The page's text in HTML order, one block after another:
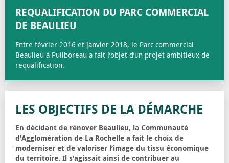
REQUALIFICATION DU PARC COMMERCIAL
DE BEAULIEU
Entre février 2016 et janvier 2018, le Parc commercial
Beaulieu à Puilboreau a fait l’objet d’un projet ambitieux de
requalification.
LES OBJECTIFS DE LA DÉMARCHE
En décidant de rénover Beaulieu, la Communauté
d’Agglomération de La Rochelle a fait le choix de
moderniser et de valoriser l’image du tissu économique
du territoire. Il s’agissait ainsi de contribuer au